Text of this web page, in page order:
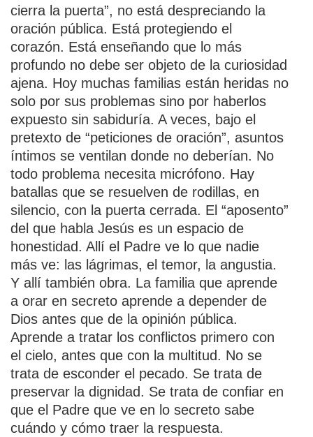
cierra la puerta”, no está despreciando la
oración pública. Está protegiendo el
corazón. Está enseñando que lo más
profundo no debe ser objeto de la curiosidad
ajena. Hoy muchas familias están heridas no
solo por sus problemas sino por haberlos
expuesto sin sabiduría. A veces, bajo el
pretexto de “peticiones de oración”, asuntos
íntimos se ventilan donde no deberían. No
todo problema necesita micrófono. Hay
batallas que se resuelven de rodillas, en
silencio, con la puerta cerrada. El “aposento”
del que habla Jesús es un espacio de
honestidad. Allí el Padre ve lo que nadie
más ve: las lágrimas, el temor, la angustia.
Y allí también obra. La familia que aprende
a orar en secreto aprende a depender de
Dios antes que de la opinión pública.
Aprende a tratar los conflictos primero con
el cielo, antes que con la multitud. No se
trata de esconder el pecado. Se trata de
preservar la dignidad. Se trata de confiar en
que el Padre que ve en lo secreto sabe
cuándo y cómo traer la respuesta.